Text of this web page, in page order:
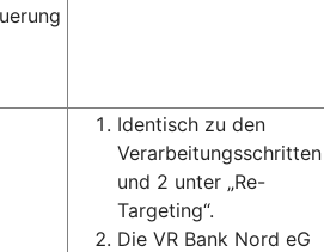
Identisch zu den
Verarbeitungsschritten
und 2 unter „Re-
Targeting“.
Die VR Bank Nord eG